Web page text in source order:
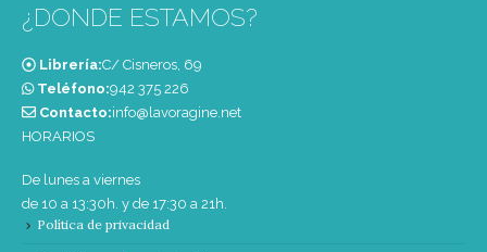
¿DONDE ESTAMOS?
Librería:C/ Cisneros, 69
Teléfono:‭942 375 226‬
Contacto:info@lavoragine.net
HORARIOS
De lunes a viernes
de 10 a 13:30h. y de 17:30 a 21h.
Política de privacidad